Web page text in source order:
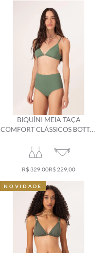
BIQUÍNI MEIA TAÇA
COMFORT CLÁSSICOS BOTTLE
R$ 329,00R$ 229,00
NOVIDADE
NOVIDADE